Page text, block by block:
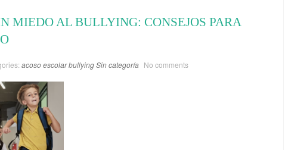
MIEDO AL BULLYING: CONSEJOS PARA
acoso escolarbullyingSin categoría No comments